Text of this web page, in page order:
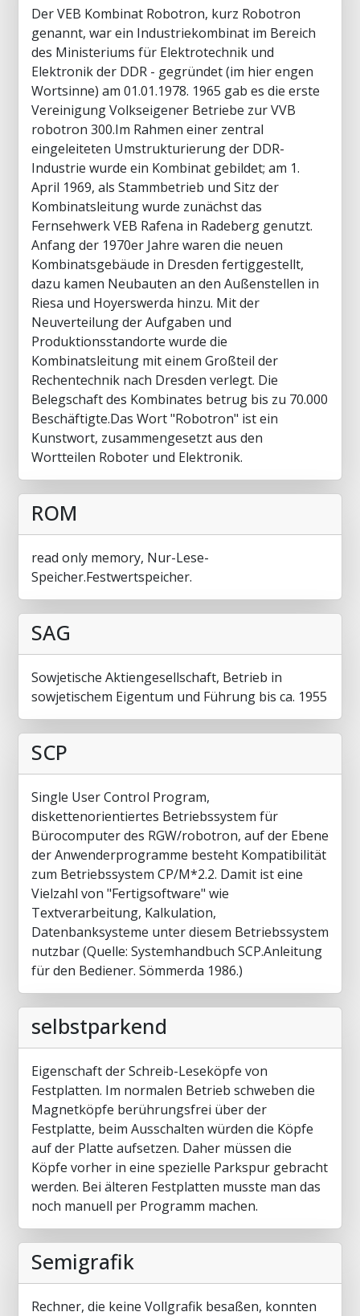
Der VEB Kombinat Robotron, kurz Robotron
genannt, war ein Industriekombinat im Bereich
des Ministeriums für Elektrotechnik und
Elektronik der DDR - gegründet (im hier engen
Wortsinne) am 01.01.1978. 1965 gab es die erste
Vereinigung Volkseigener Betriebe zur VVB
robotron 300.Im Rahmen einer zentral
eingeleiteten Umstrukturierung der DDR-
Industrie wurde ein Kombinat gebildet; am 1.
April 1969, als Stammbetrieb und Sitz der
Kombinatsleitung wurde zunächst das
Fernsehwerk VEB Rafena in Radeberg genutzt.
Anfang der 1970er Jahre waren die neuen
Kombinatsgebäude in Dresden fertiggestellt,
dazu kamen Neubauten an den Außenstellen in
Riesa und Hoyerswerda hinzu. Mit der
Neuverteilung der Aufgaben und
Produktionsstandorte wurde die
Kombinatsleitung mit einem Großteil der
Rechentechnik nach Dresden verlegt. Die
Belegschaft des Kombinates betrug bis zu 70.000
Beschäftigte.Das Wort "Robotron" ist ein
Kunstwort, zusammengesetzt aus den
Wortteilen Roboter und Elektronik.
ROM
read only memory, Nur-Lese-
Speicher.Festwertspeicher.
SAG
Sowjetische Aktiengesellschaft, Betrieb in
sowjetischem Eigentum und Führung bis ca. 1955
SCP
Single User Control Program,
diskettenorientiertes Betriebssystem für
Bürocomputer des RGW/robotron, auf der Ebene
der Anwenderprogramme besteht Kompatibilität
zum Betriebssystem CP/M*2.2. Damit ist eine
Vielzahl von "Fertigsoftware" wie
Textverarbeitung, Kalkulation,
Datenbanksysteme unter diesem Betriebssystem
nutzbar (Quelle: Systemhandbuch SCP.Anleitung
für den Bediener. Sömmerda 1986.)
selbstparkend
Eigenschaft der Schreib-Leseköpfe von
Festplatten. Im normalen Betrieb schweben die
Magnetköpfe berührungsfrei über der
Festplatte, beim Ausschalten würden die Köpfe
auf der Platte aufsetzen. Daher müssen die
Köpfe vorher in eine spezielle Parkspur gebracht
werden. Bei älteren Festplatten musste man das
noch manuell per Programm machen.
Semigrafik
Rechner, die keine Vollgrafik besaßen, konnten